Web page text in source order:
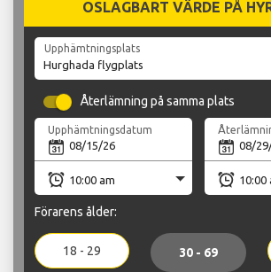
OSLAGBART VÄRDE PÅ
Upphämtningsplats
Återlämning på samma plats
Upphämtningsdatum
Förarens ålder:
18 - 29 30 - 69